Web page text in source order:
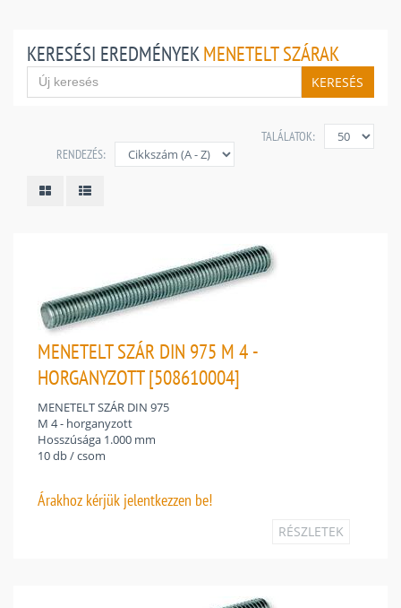
KERESÉSI EREDMÉNYEK MENETELT SZÁRAK
KERESÉS
TALÁLATOK:
RENDEZÉS:
MENETELT SZÁR DIN 975 M 4 -
HORGANYZOTT [508610004]
MENETELT SZÁR DIN 975
M 4 - horganyzott
Hosszúsága 1.000 mm
10 db / csom
Árakhoz kérjük jelentkezzen be!
RÉSZLETEK